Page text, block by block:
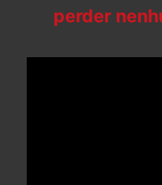
perder